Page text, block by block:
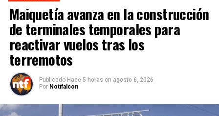
Maiquetía avanza en la construcción
de terminales temporales para
reactivar vuelos tras los
terremotos
Publicado Hace 5 horas on agosto 6, 2026
Por Notifalcon